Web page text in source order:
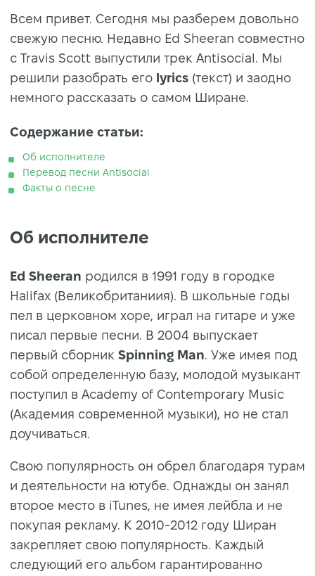
Всем привет. Сегодня мы разберем довольно
свежую песню. Недавно Ed Sheeran совместно
с Travis Scott выпустили трек Antisocial. Мы
решили разобрать его lyrics (текст) и заодно
немного рассказать о самом Ширане.
Содержание статьи:
Об исполнителе
Перевод песни Antisocial
Факты о песне
Об исполнителе
Ed Sheeran родился в 1991 году в городке
Halifax (Великобританиия). В школьные годы
пел в церковном хоре, играл на гитаре и уже
писал первые песни. В 2004 выпускает
первый сборник Spinning Man. Уже имея под
собой определенную базу, молодой музыкант
поступил в Academy of Contemporary Music
(Академия современной музыки), но не стал
доучиваться.
Свою популярность он обрел благодаря турам
и деятельности на ютубе. Однажды он занял
второе место в iTunes, не имея лейбла и не
покупая рекламу. К 2010-2012 году Ширан
закрепляет свою популярность. Каждый
следующий его альбом гарантированно